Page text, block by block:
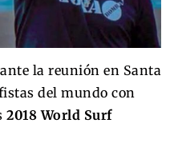
la reunión en Santa
del mundo con
2018 World Surf